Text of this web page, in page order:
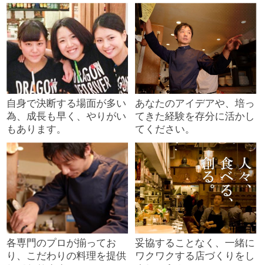
自身で決断する場面が多い
為、成長も早く、やりがい
もあります。
あなたのアイデアや、培っ
てきた経験を存分に活かし
てください。
各専門のプロが揃ってお
り、こだわりの料理を提供
妥協することなく、一緒に
ワクワクする店づくりをし